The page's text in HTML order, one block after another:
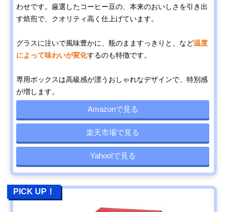
わせです。厳選したコーヒー豆の、本来のおいしさを引き出
す焙煎で、クオリティ高く仕上げています。
グラスに注いで風味豊かに、瓶のまますっきりと、など温度
によって味わいが変化するのも特徴です。
専用ボックスは高級感が漂うおしゃれなデザインで、特別感
が増します。
Amazonで見る
楽天市場で見る
Yahoo!で見る
PICK UP！